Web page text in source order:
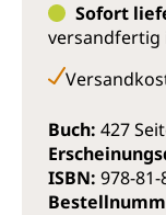
Sofort
versandfertig
Buch: 427
ISBN: 978-81-